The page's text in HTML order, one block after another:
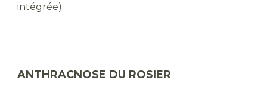
intégrée)
ANTHRACNOSE DU ROSIER